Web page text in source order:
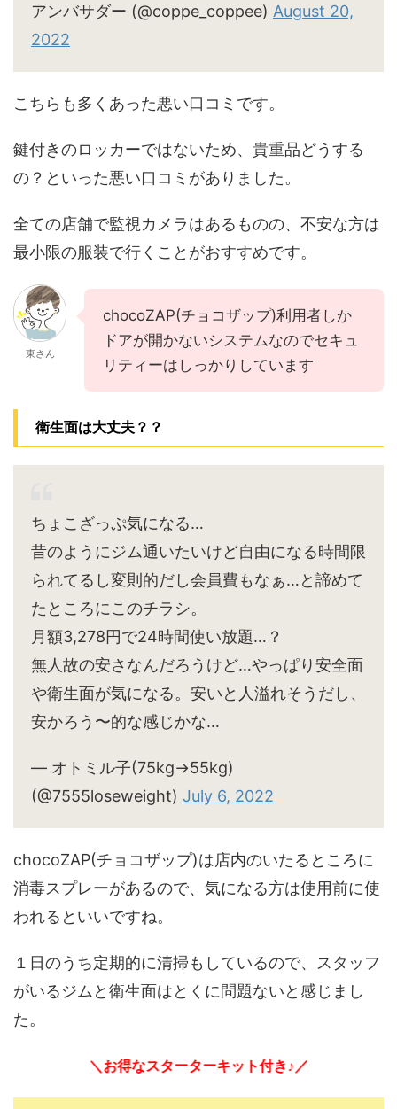
アンバサダー (@coppe_coppee) August 20,
2022
こちらも多くあった悪い口コミです。
鍵付きのロッカーではないため、貴重品どうする
の？といった悪い口コミがありました。
全ての店舗で監視カメラはあるものの、不安な方は
最小限の服装で行くことがおすすめです。
東さん
chocoZAP(チョコザップ)利用者しか
ドアが開かないシステムなのでセキュ
リティーはしっかりしています
衛生面は大丈夫？？
ちょこざっぷ気になる…
昔のようにジム通いたいけど自由になる時間限
られてるし変則的だし会員費もなぁ…と諦めて
たところにこのチラシ。
月額3,278円で24時間使い放題…？
無人故の安さなんだろうけど…やっぱり安全面
や衛生面が気になる。安いと人溢れそうだし、
安かろう〜的な感じかな…
— オトミル子(75kg→55kg)
(@7555loseweight) July 6, 2022
chocoZAP(チョコザップ)は店内のいたるところに
消毒スプレーがあるので、気になる方は使用前に使
われるといいですね。
１日のうち定期的に清掃もしているので、スタッフ
がいるジムと衛生面はとくに問題ないと感じまし
た。
＼お得なスターターキット付き♪／